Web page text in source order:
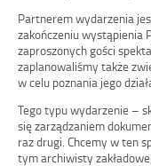
Partnerem wydarzenia
zakończeniu wystąpienia
zaproszonych gości
zaplanowaliśmy także
w celu poznania jego
Tego typu wydarzenie –
się zarządzaniem
raz drugi. Chcemy w ten
tym archiwisty